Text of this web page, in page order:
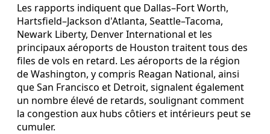
Les rapports indiquent que Dallas–Fort Worth,
Hartsfield–Jackson d'Atlanta, Seattle–Tacoma,
Newark Liberty, Denver International et les
principaux aéroports de Houston traitent tous des
files de vols en retard. Les aéroports de la région
de Washington, y compris Reagan National, ainsi
que San Francisco et Detroit, signalent également
un nombre élevé de retards, soulignant comment
la congestion aux hubs côtiers et intérieurs peut se
cumuler.